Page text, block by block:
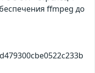
ffmpeg до